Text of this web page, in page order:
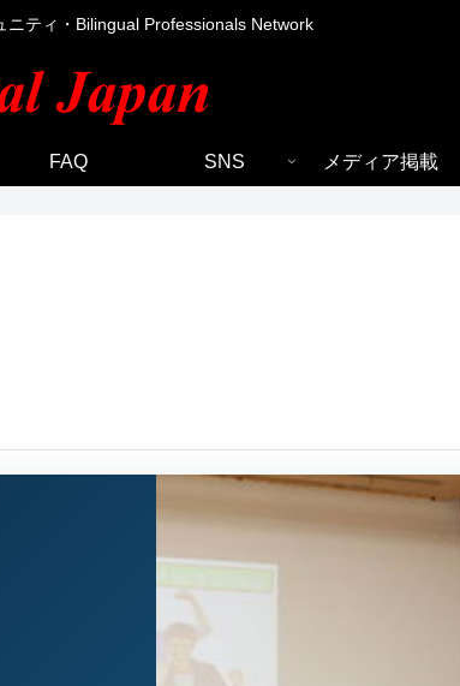
ニティ・Bilingual Professionals Network
FAQ SNS メディア掲載